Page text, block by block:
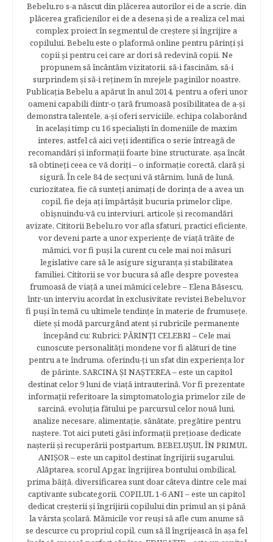
Bebelu.ro s-a născut din plăcerea autorilor ei de a scrie, din
plăcerea graficienilor ei de a desena şi de a realiza cel mai
complex proiect în segmentul de creştere şi îngrijire a
copilului. Bebelu este o plaformă online pentru părinţi şi
copii şi pentru cei care ar dori să redevină copii. Ne
propunem să încântăm vizitatorii, să-i fascinăm, să-i
surprindem şi să-i reţinem în mrejele paginilor noastre.​
Publicația Bebelu a apărut în anul 2014, pentru a oferi unor
oameni capabili dintr-o ţară frumoasă posibilitatea de a-şi
demonstra talentele, a-şi oferi serviciile, echipa colaborând
în acelaşi timp cu 16 specialişti în domeniile de maxim
interes, astfel că aici veţi identifica o serie întreagă de
recomandări şi informaţii foarte bine structurate, aşa încât
să obtineţi ceea ce vă doriţi – o informaţie corectă, clară şi
sigură. În cele 84 de secțuni vă stârnim, lună de lună,
curiozitatea, fie că sunteţi animaţi de dorinţa de a avea un
copil, fie deja aţi împărtăşit bucuria primelor clipe,
obişnuindu-vă cu interviuri, articole şi recomandări
avizate. Cititorii Bebelu.ro vor afla sfaturi, practici eficiente,
vor deveni parte a unor experienţe de viaţă trăite de
mămici, vor fi puşi la curent cu cele mai noi măsuri
legislative care să le asigure siguranţa şi stabilitatea
familiei. Cititorii se vor bucura să afle despre povestea
frumoasă de viață a unei mămici celebre – Elena Băsescu,
într-un interviu acordat în exclusivitate revistei Bebelu,vor
fi puşi în temă cu ultimele tendinţe în materie de frumuseţe,
diete şi modă parcurgând atent şi rubricile permanente
începând cu: Rubrici: PĂRINŢI CELEBRI – Cele mai
cunoscute personalităţi mondene vor fi alături de tine
pentru a te îndruma, oferindu-ţi un sfat din experienţa lor
de părinte. SARCINA ŞI NAŞTEREA – este un capitol
destinat celor 9 luni de viaţă intrauterină. Vor fi prezentate
informaţii referitoare la simptomatologia primelor zile de
sarcină, evoluţia fătului pe parcursul celor nouă luni,
analize necesare, alimentaţie, sănătate, pregătire pentru
naştere. Tot aici puteti găsi informaţii preţioase dedicate
naşterii şi recuperării postpartum. BEBELUŞUL ÎN PRIMUL
ANIŞOR – este un capitol destinat îngrijirii sugarului.
Alăptarea, scorul Apgar, îngrijirea bontului ombilical,
prima băiţă, diversificarea sunt doar câteva dintre cele mai
captivante subcategorii. COPILUL 1-6 ANI – este un capitol
dedicat creşterii şi îngrijirii copilului din primul an şi până
la vârsta şcolară. Mămicile vor reuşi să afle cum anume să
se descurce cu propriul copil, cum să îl îngrijească în aşa fel